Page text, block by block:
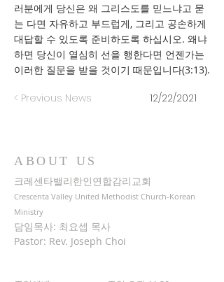
러분에게 당신은 왜 그리스도를 믿느냐고 묻
는 다면 자유하고 부드럽게, 그리고 공손하게
대답할 수 있도록 준비하도록 하십시오. 왜냐
하면 당신이 열심히 선을 행한다면 언젠가는
이러한 질문을 받을 것이기 때문입니다(3:13).
< Previous News 12/22/2021
ABOUT US
크레센타밸리한인연합감리교회
Crescenta Valley United Methodist Church-Korean
Ministry
담임목사: 최요셉 목사
Pastor: Rev. Joseph Choi